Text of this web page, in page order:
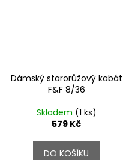
Dámský starorůžový kabát
F&F 8/36
Skladem (1 ks)
579 Kč
DO KOŠÍKU